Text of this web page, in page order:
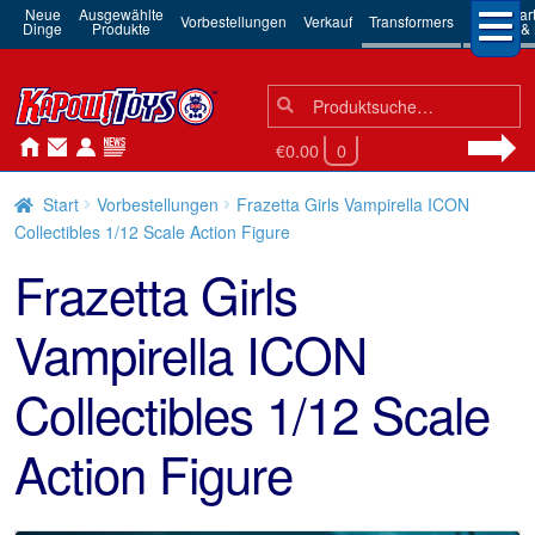
Neue
Dinge
Ausgewählte
Produkte Vorbestellungen Verkauf Transformers 3rd
Robots
Suchen
nach:
Suche
€0.00 0
Start Vorbestellungen
Frazetta Girls Vampirella ICON
Collectibles 1/12 Scale Action Figure
Frazetta Girls
Vampirella ICON
Collectibles 1/12 Scale
Action Figure